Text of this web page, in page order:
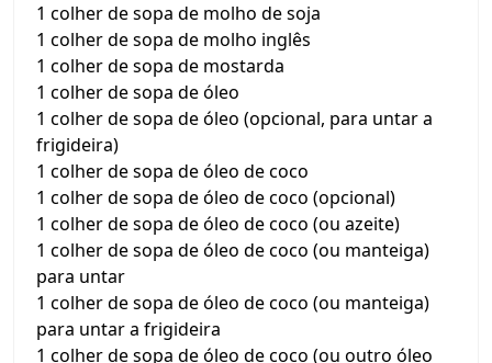
1 colher de sopa de molho de soja
1 colher de sopa de molho inglês
1 colher de sopa de mostarda
1 colher de sopa de óleo
1 colher de sopa de óleo (opcional, para untar a
frigideira)
1 colher de sopa de óleo de coco
1 colher de sopa de óleo de coco (opcional)
1 colher de sopa de óleo de coco (ou azeite)
1 colher de sopa de óleo de coco (ou manteiga)
para untar
1 colher de sopa de óleo de coco (ou manteiga)
para untar a frigideira
1 colher de sopa de óleo de coco (ou outro óleo